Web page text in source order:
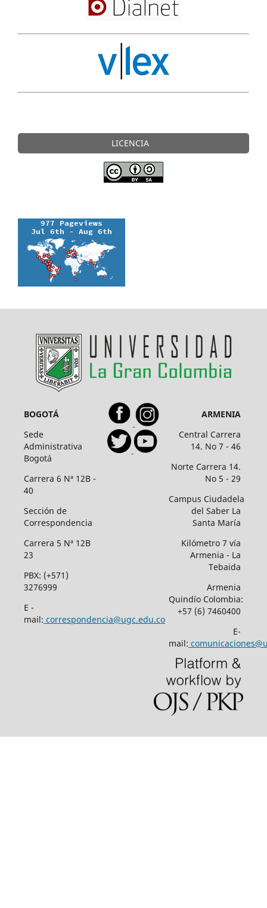
LICENCIA
BOGOTÁ
Sede
Administrativa
Bogotá
Carrera 6 Nª 12B -
40
Sección de
Correspondencia
Carrera 5 Nª 12B
23
PBX: (+571)
3276999
E -
mail: correspondencia@ugc.edu.co
ARMENIA
Central Carrera
14. No 7 - 46
Norte Carrera 14.
No 5 - 29
Campus Ciudadela
del Saber La
Santa María
Kilómetro 7 vía
Armenia - La
Tebaida
Armenia
Quindío Colombia:
+57 (6) 7460400
E-
mail: